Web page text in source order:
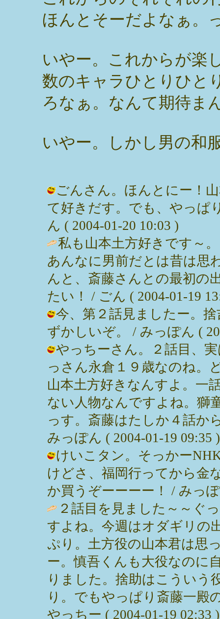
ほんとそーだよなぁ。
いやー。これからが楽
数のキャラひとりひと
ろなぁ。なんて期待ま
いやー。しかし男の和
ごんさん。ほんとにー！
て好きだす。でも、やっぱ
ん ( 2004-01-20 10:03 )
私も山本土方好きです～
あんなに男前だとは昔は思
んと、斎藤さんとの最初の
たい！ / ごん ( 2004-01-19
今、第２話見ましたー。
ずかしいぞ。 / みっぽん (
やっちーさん。２話目、
っさん永倉１９歳なのね。
山本土方好きなんすよ。一
ない人物なんですよね。獅
っす。斎藤はたしか４話か
みっぽん ( 2004-01-19 09:35 )
けいこタン。そっかー
けどさ、福岡行ってから金
か買うぞーーーー！ / みっ
２話目を見ました～～ぐ
すよね。今週はオダギリの
ぷり。土方役の山本君は思
ー。慎吾くんも大役なのに
りました。捨助はこういう
り。でもやっぱり斎藤一殿
やっちー ( 2004-01-19 02:33 )